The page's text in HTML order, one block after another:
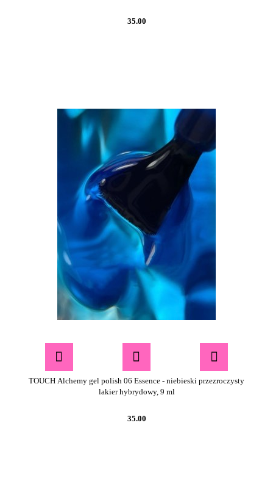
35.00
TOUCH Alchemy gel polish 06 Essence - niebieski przezroczysty
lakier hybrydowy, 9 ml
35.00